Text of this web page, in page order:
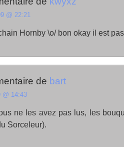
@ 22:21
Hornby \o/ bon okay il est
de bart
@ 14:43
ne les avez pas lus, les
Sorceleur).